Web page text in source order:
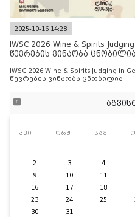
2025-10-16 14:28
IWSC 2026 Wine & Spirits
წევრების ვინაობა ცნობილია
IWSC 2026 Wine & Spirits Judging
წევრების ვინაობა ცნობილია
კვი ორშ სამ
2
3 4
9
10 11
16
17 18
23
24 25
30
31